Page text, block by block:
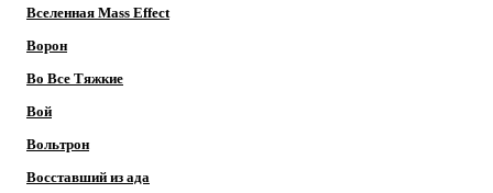
Вселенная Mass Effect
Ворон
Во Все Тяжкие
Вой
Вольтрон
Восставший из ада